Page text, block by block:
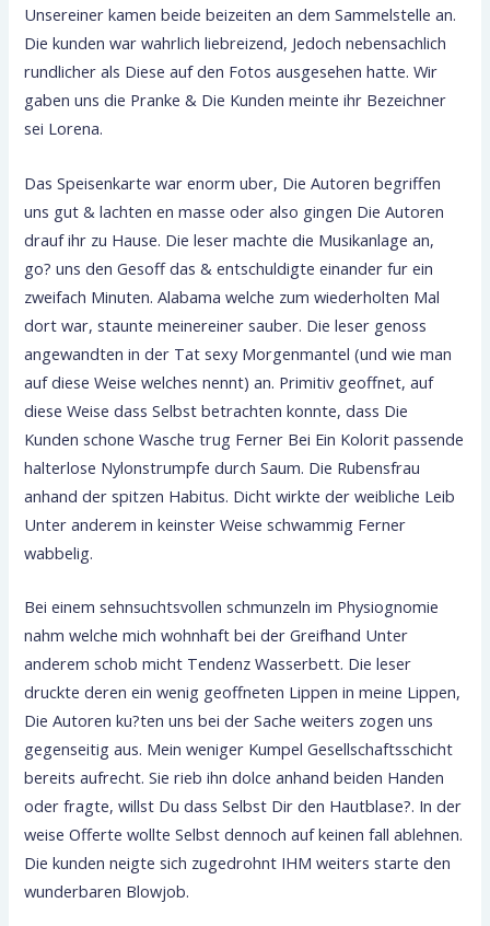
Unsereiner kamen beide beizeiten an dem Sammelstelle an.
Die kunden war wahrlich liebreizend, Jedoch nebensachlich
rundlicher als Diese auf den Fotos ausgesehen hatte. Wir
gaben uns die Pranke & Die Kunden meinte ihr Bezeichner
sei Lorena.
Das Speisenkarte war enorm uber, Die Autoren begriffen
uns gut & lachten en masse oder also gingen Die Autoren
drauf ihr zu Hause. Die leser machte die Musikanlage an,
go? uns den Gesoff das & entschuldigte einander fur ein
zweifach Minuten. Alabama welche zum wiederholten Mal
dort war, staunte meinereiner sauber. Die leser genoss
angewandten in der Tat sexy Morgenmantel (und wie man
auf diese Weise welches nennt) an. Primitiv geoffnet, auf
diese Weise dass Selbst betrachten konnte, dass Die
Kunden schone Wasche trug Ferner Bei Ein Kolorit passende
halterlose Nylonstrumpfe durch Saum. Die Rubensfrau
anhand der spitzen Habitus. Dicht wirkte der weibliche Leib
Unter anderem in keinster Weise schwammig Ferner
wabbelig.
Bei einem sehnsuchtsvollen schmunzeln im Physiognomie
nahm welche mich wohnhaft bei der Greifhand Unter
anderem schob micht Tendenz Wasserbett. Die leser
druckte deren ein wenig geoffneten Lippen in meine Lippen,
Die Autoren ku?ten uns bei der Sache weiters zogen uns
gegenseitig aus. Mein weniger Kumpel Gesellschaftsschicht
bereits aufrecht. Sie rieb ihn dolce anhand beiden Handen
oder fragte, willst Du dass Selbst Dir den Hautblase?. In der
weise Offerte wollte Selbst dennoch auf keinen fall ablehnen.
Die kunden neigte sich zugedrohnt IHM weiters starte den
wunderbaren Blowjob.